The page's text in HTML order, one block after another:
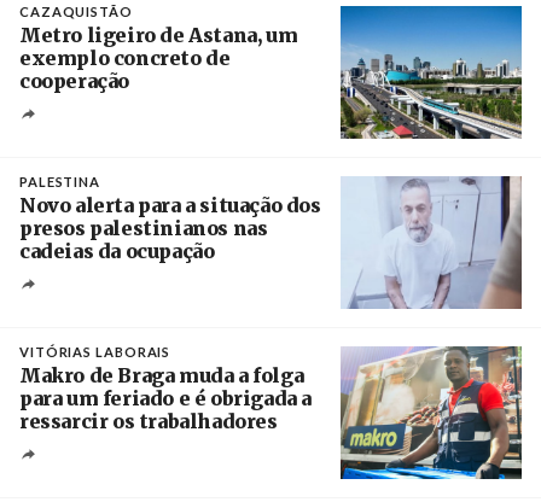
CAZAQUISTÃO
Metro ligeiro de Astana, um
exemplo concreto de
cooperação
PALESTINA
Novo alerta para a situação dos
presos palestinianos nas
cadeias da ocupação
VITÓRIAS LABORAIS
Makro de Braga muda a folga
para um feriado e é obrigada a
ressarcir os trabalhadores